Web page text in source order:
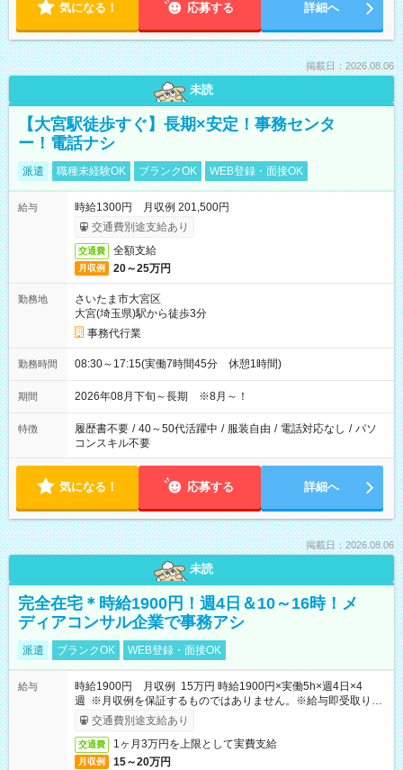
気になる！ 応募する 詳細へ
掲載日：2026.08.06
未読
【大宮駅徒歩すぐ】長期×安定！事務センタ
ー！電話ナシ
派遣 職種未経験OK ブランクOK WEB登録・面接OK
給与
時給1300円 月収例 201,500円
交通費別途支給あり
交通費 全額支給
月収例 20～25万円
勤務地
さいたま市大宮区
大宮(埼玉県)駅から徒歩3分
事務代行業
勤務時間 08:30～17:15(実働7時間45分 休憩1時間)
期間 2026年08月下旬～長期 ※8月～！
特徴 履歴書不要 / 40～50代活躍中 / 服装自由 / 電話対応なし / パソ
コンスキル不要
気になる！ 応募する 詳細へ
掲載日：2026.08.06
未読
完全在宅＊時給1900円！週4日＆10～16時！メ
ディアコンサル企業で事務アシ
派遣 ブランクOK WEB登録・面接OK
給与
時給1900円 月収例 15万円 時給1900円×実働5h×週4日×4
週 ※月収例を保証するものではありません。※給与即受取りサ
ービス利用可（利用条件有）
交通費別途支給あり
交通費 1ヶ月3万円を上限として実費支給
月収例 15～20万円